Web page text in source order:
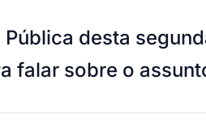
desta
a falar sobre o